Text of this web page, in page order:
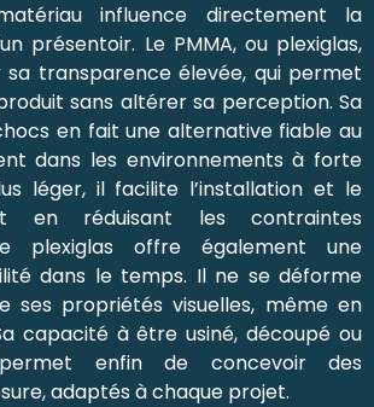
influence directement la
présentoir. Le PMMA, ou plexiglas,
sa transparence élevée, qui permet
sans altérer sa perception. Sa
en fait une alternative fiable au
dans les environnements à forte
léger, il facilite l’installation et le
en réduisant les contraintes
plexiglas offre également une
dans le temps. Il ne se déforme
ses propriétés visuelles, même en
capacité à être usiné, découpé ou
enfin de concevoir des
adaptés à chaque projet.